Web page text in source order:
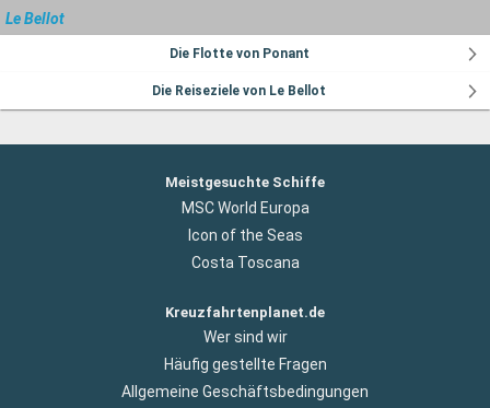
Le Bellot
Die Flotte von Ponant
Die Reiseziele von Le Bellot
Meistgesuchte Schiffe
MSC World Europa
Icon of the Seas
Costa Toscana
Kreuzfahrtenplanet.de
Wer sind wir
Häufig gestellte Fragen
Allgemeine Geschäftsbedingungen